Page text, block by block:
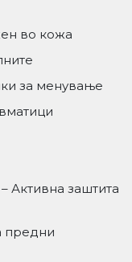
во кожа
за менување
Активна заштита
предни